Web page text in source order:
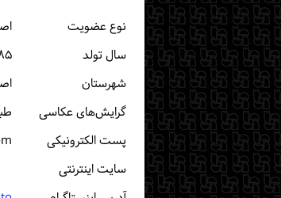
نوع عضویت
سال تولد
شهرستان
گرایش‌های عکاسی
پست الكترونیكی
سایت اینترنتی